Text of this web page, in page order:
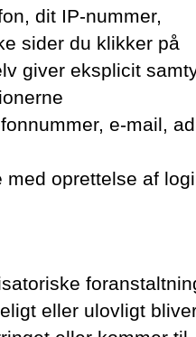
dit IP-nummer,
sider du klikker på
giver eksplicit
e-mail,
oprettelse af
eller ulovligt